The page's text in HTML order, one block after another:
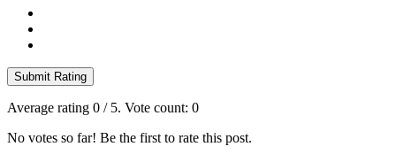
Submit Rating
Average rating 0 / 5. Vote count: 0
No votes so far! Be the first to rate this post.